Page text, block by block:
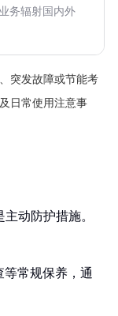
务辐射国内外
突发故障或节能考
日常使用注意事
动防护措施。
等常规保养，通